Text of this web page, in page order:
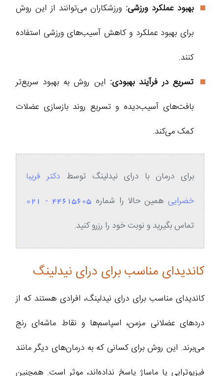
بهبود عملکرد ورزشی: ورزشکاران می‌توانند از این روش
برای بهبود عملکرد و کاهش آسیب‌های ورزشی استفاده
کنند.
تسریع در فرآیند بهبودی: این روش به بهبود سریع‌تر
بافت‌های آسیب‌دیده و تسریع روند بازسازی عضلات
کمک می‌کند.
برای درمان با درای نیدلینگ توسطدکتر فریبا
خضراییهمین حالا را شماره 44615605 - 021
تماس بگیرید و نوبت خود را رزرو کنید.
کاندیدای مناسب برای درای نیدلینگ
کاندیدای مناسب برای درای نیدلینگ، افرادی هستند که از
دردهای عضلانی مزمن، اسپاسم‌ها و نقاط ماشه‌ای رنج
می‌برند. این روش برای کسانی که به درمان‌های دیگر مانند
فیزیوتراپی یا ماساژ پاسخ نداده‌اند، موثر است. همچنین